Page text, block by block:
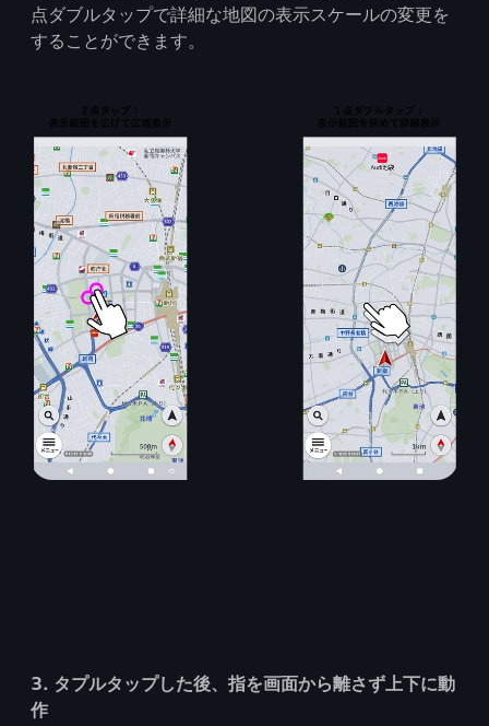
点ダブルタップで詳細な地図の表示スケールの変更を
することができます。
3. タプルタップした後、指を画面から離さず上下に動
作